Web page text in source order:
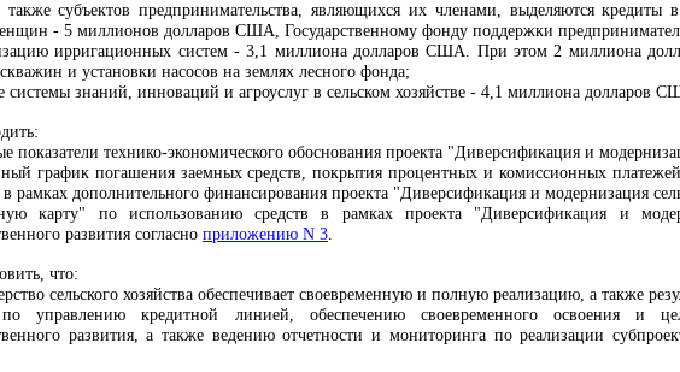
также субъектов предпринимательства, являющихся их членами, выделяются
- 5 миллионов долларов США, Государственному фонду поддержки
ирригационных систем - 3,1 миллиона долларов США. При этом 2 миллиона
и установки насосов на землях лесного фонда;
системы знаний, инноваций и агроуслуг в сельском хозяйстве - 4,1 миллиона долларов
показатели технико-экономического обоснования проекта "Диверсификация и
график погашения заемных средств, покрытия процентных и комиссионных
рамках дополнительного финансирования проекта "Диверсификация и модернизация
карту" по использованию средств в рамках проекта "Диверсификация и
развития согласно приложению N 3.
что:
сельского хозяйства обеспечивает своевременную и полную реализацию, а также
управлению кредитной линией, обеспечению своевременного освоения и
развития, а также ведению отчетности и мониторинга по реализации